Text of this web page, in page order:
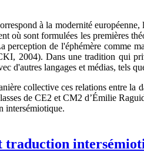
à la modernité
où sont formulées les premières
perception de l'éphémère comme
2004). Dans une tradition qui
d'autres langages et médias, tels
collective ces relations entre la
de CE2 et CM2 d’Émilie
intersémiotique.
traduction